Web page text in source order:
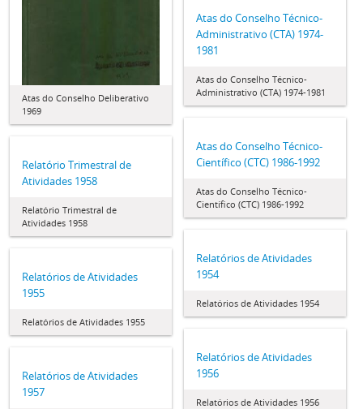
Atas do Conselho Deliberativo
1969
Atas do Conselho Técnico-
Administrativo (CTA) 1974-
1981
Atas do Conselho Técnico-
Administrativo (CTA) 1974-1981
Atas do Conselho Técnico-
Científico (CTC) 1986-1992
Atas do Conselho Técnico-
Científico (CTC) 1986-1992
Relatório Trimestral de
Atividades 1958
Relatório Trimestral de
Atividades 1958
Relatórios de Atividades
1954
Relatórios de Atividades 1954
Relatórios de Atividades
1955
Relatórios de Atividades 1955
Relatórios de Atividades
1956
Relatórios de Atividades 1956
Relatórios de Atividades
1957